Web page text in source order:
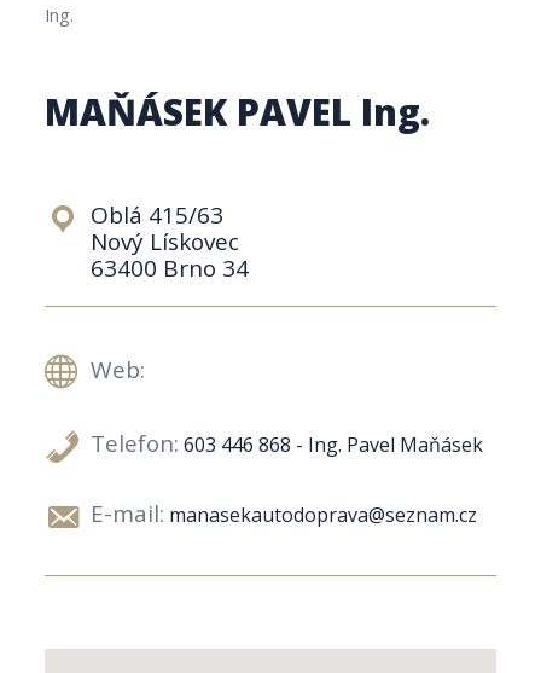
Ing.
MAŇÁSEK PAVEL Ing.
Oblá 415/63
Nový Lískovec
63400 Brno 34
Web:
Telefon: 603 446 868 - Ing. Pavel Maňásek
E-mail: manasekautodoprava@seznam.cz